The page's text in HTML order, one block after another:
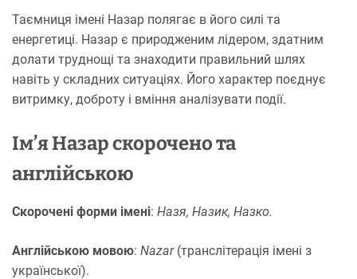
Таємниця імені Назар полягає в його силі та
енергетиці. Назар є природженим лідером, здатним
долати труднощі та знаходити правильний шлях
навіть у складних ситуаціях. Його характер поєднує
витримку, доброту і вміння аналізувати події.
Ім’я Назар скорочено та
англійською
Скорочені форми імені: Назя, Назик, Назко.
Англійською мовою: Nazar(транслітерація імені з
української).